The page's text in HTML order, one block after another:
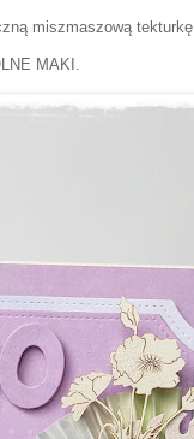
miszmaszową tekturkę
MAKI.